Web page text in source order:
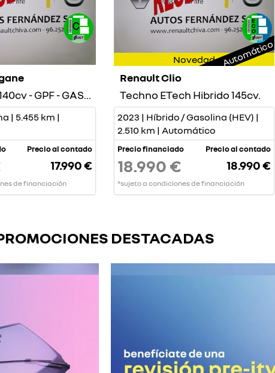
Intens TCe 140cv - GPF - GASOLINA
| 5.455 km |
de financiación
Precio al contado
17.990 €
Novedad Automático
Renault Clio
Techno ETech Hibrido 145cv.
2023 | Híbrido / Gasolina (HEV) |
2.510 km | Automático
Precio financiado
18.990 €
*sujeto a condiciones de financiación
Precio al contado
18.990 €
DESTACADAS